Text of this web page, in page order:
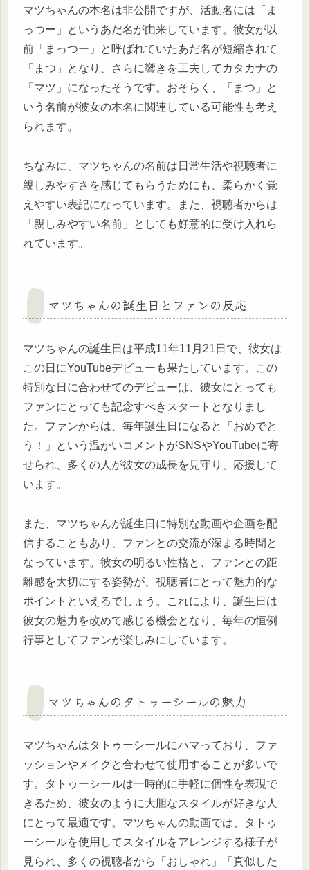
マツちゃんの本名は非公開ですが、活動名には「ま
っつー」というあだ名が由来しています。彼女が以
前「まっつー」と呼ばれていたあだ名が短縮されて
「まつ」となり、さらに響きを工夫してカタカナの
「マツ」になったそうです。おそらく、「まつ」と
いう名前が彼女の本名に関連している可能性も考え
られます。
ちなみに、マツちゃんの名前は日常生活や視聴者に
親しみやすさを感じてもらうためにも、柔らかく覚
えやすい表記になっています。また、視聴者からは
「親しみやすい名前」としても好意的に受け入れら
れています。
マツちゃんの誕生日とファンの反応
マツちゃんの誕生日は平成11年11月21日で、彼女は
この日にYouTubeデビューも果たしています。この
特別な日に合わせてのデビューは、彼女にとっても
ファンにとっても記念すべきスタートとなりまし
た。ファンからは、毎年誕生日になると「おめでと
う！」という温かいコメントがSNSやYouTubeに寄
せられ、多くの人が彼女の成長を見守り、応援して
います。
また、マツちゃんが誕生日に特別な動画や企画を配
信することもあり、ファンとの交流が深まる時間と
なっています。彼女の明るい性格と、ファンとの距
離感を大切にする姿勢が、視聴者にとって魅力的な
ポイントといえるでしょう。これにより、誕生日は
彼女の魅力を改めて感じる機会となり、毎年の恒例
行事としてファンが楽しみにしています。
マツちゃんのタトゥーシールの魅力
マツちゃんはタトゥーシールにハマっており、ファ
ッションやメイクと合わせて使用することが多いで
す。タトゥーシールは一時的に手軽に個性を表現で
きるため、彼女のように大胆なスタイルが好きな人
にとって最適です。マツちゃんの動画では、タトゥ
ーシールを使用してスタイルをアレンジする様子が
見られ、多くの視聴者から「おしゃれ」「真似した